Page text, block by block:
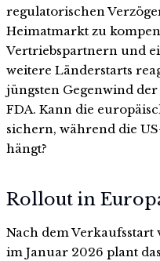
regulatorischen
Heimatmarkt zu
Vertriebspartnern und
weitere Länderstarts
jüngsten Gegenwind
FDA. Kann die
sichern, während die
hängt?
Rollout in
Nach dem
im Januar 2026 plant